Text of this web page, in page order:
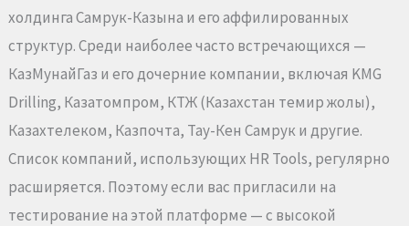
холдинга Самрук-Казына и его аффилированных
структур. Среди наиболее часто встречающихся —
КазМунайГаз и его дочерние компании, включая KMG
Drilling, Казатомпром, КТЖ (Казахстан темир жолы),
Казахтелеком, Казпочта, Тау-Кен Самрук и другие.
Список компаний, использующих HR Tools, регулярно
расширяется. Поэтому если вас пригласили на
тестирование на этой платформе — с высокой